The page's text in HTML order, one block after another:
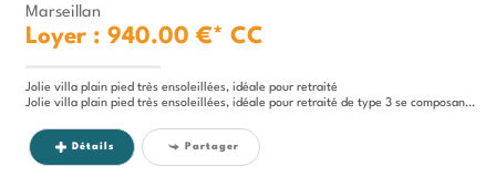
Marseillan
Loyer : 940.00 €* CC
Jolie villa plain pied très ensoleillées, idéale pour retraité
Jolie villa plain pied très ensoleillées, idéale pour retraité de type 3 se composant d'un séjour avec cuisine équipée,...
Détails Partager